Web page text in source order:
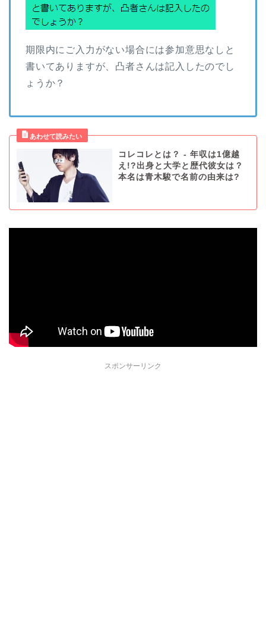
期限内にご入力がない場合には参加意思なしと
書いてありますが、凸者さんは記入したのでし
ょうか？
コレコレとは？ - 年収は1億越
え!?出身と大学と歴代彼女は？
本名は青木駿で名前の由来は?
スポンサーリンク